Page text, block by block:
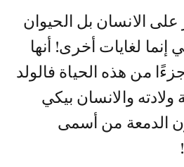
على الانسان بل الحيوان
إنما لغايات أخرى! أنها
من هذه الحياة فالولد
والانسان بيكي
الدمعة من أسمى